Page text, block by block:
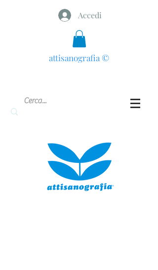
Accedi
attisanografia ©